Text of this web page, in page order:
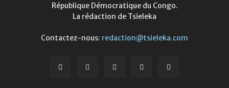
République Démocratique du Congo.
La rédaction de Tsieleka
Contactez-nous: redaction@tsieleka.com